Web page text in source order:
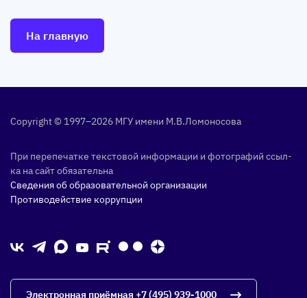
На главную
Copyright © 1997–2026 МГУ име­ни М.В.Ло­моно­сова
При пе­репе­чат­ке тек­сто­вой ин­форма­ции и фо­тог­ра­фий ссыл­
ка на сайт обя­затель­на
Сведения об образовательной организации
Противодействие коррупции
Электронная приёмная +7 (495) 939-1000